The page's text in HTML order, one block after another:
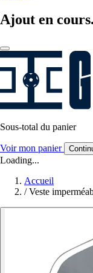
Ajout en
Sous-total du panier
Voir mon panier
Loading...
Accueil
/ Veste